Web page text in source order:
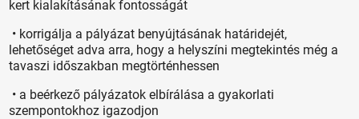
kert kialakításának fontosságát
• korrigálja a pályázat benyújtásának határidejét,
lehetőséget adva arra, hogy a helyszíni megtekintés még a
tavaszi időszakban megtörténhessen
• a beérkező pályázatok elbírálása a gyakorlati
szempontokhoz igazodjon